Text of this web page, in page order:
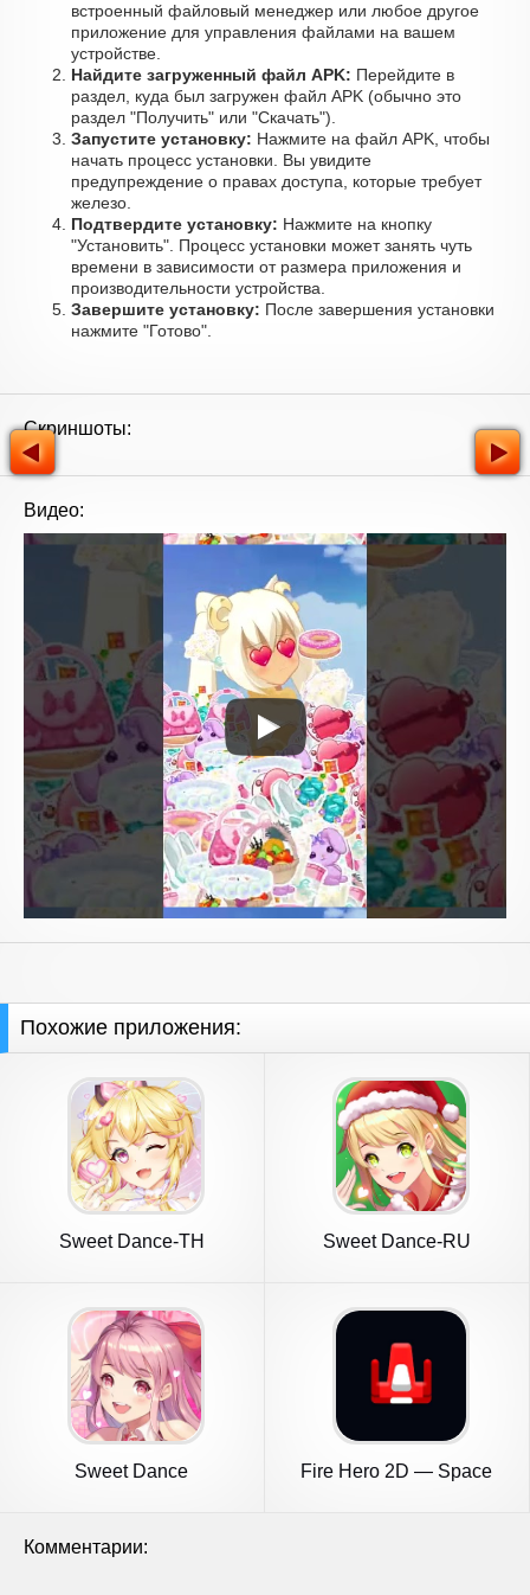
встроенный файловый менеджер или любое другое
приложение для управления файлами на вашем
устройстве.
Найдите загруженный файл APK: Перейдите в
раздел, куда был загружен файл APK (обычно это
раздел "Получить" или "Скачать").
Запустите установку: Нажмите на файл APK, чтобы
начать процесс установки. Вы увидите
предупреждение о правах доступа, которые требует
железо.
Подтвердите установку: Нажмите на кнопку
"Установить". Процесс установки может занять чуть
времени в зависимости от размера приложения и
производительности устройства.
Завершите установку: После завершения установки
нажмите "Готово".
Скриншоты:
Видео:
Похожие приложения:
Sweet Dance-TH Sweet Dance-RU
Sweet Dance
Fire Hero 2D — Space
Комментарии: